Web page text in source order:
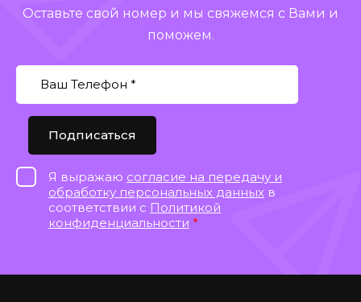
Оставьте свой номер и мы свяжемся с Вами и
поможем.
Я выражаю согласие на передачу и
обработку персональных данных в
соответствии с Политикой
конфиденциальности *
Подписаться